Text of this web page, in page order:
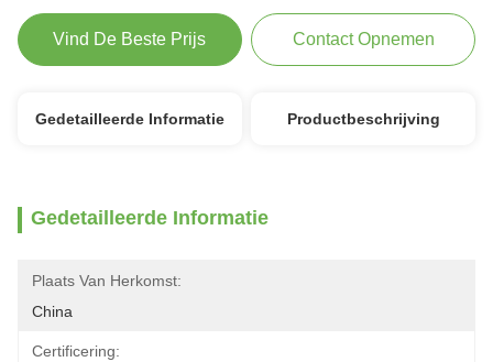
Vind De Beste Prijs Contact Opnemen
Gedetailleerde Informatie Productbeschrijving
Gedetailleerde Informatie
Plaats Van Herkomst:
China
Certificering: